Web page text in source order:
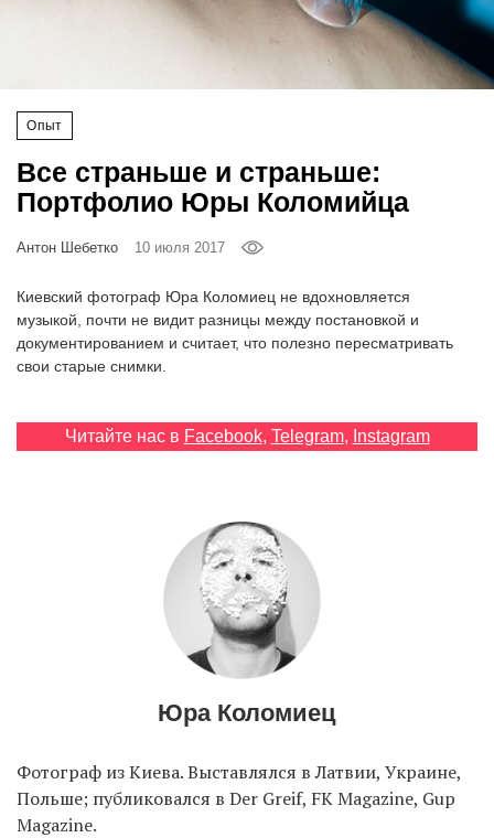
Опыт
Все страньше и страньше:
Портфолио Юры Коломийца
Антон Шебетко 10 июля 2017
Киевский фотограф Юра Коломиец не вдохновляется
музыкой, почти не видит разницы между постановкой и
документированием и считает, что полезно пересматривать
свои старые снимки.
Читайте нас в Facebook, Telegram, Instagram
Юра Коломиец
Фотограф из Киева. Выставлялся в Латвии, Украине,
Польше; публиковался в Der Greif, FK Magazine, Gup
Magazine.